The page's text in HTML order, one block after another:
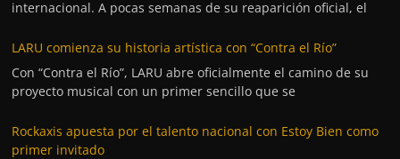
internacional. A pocas semanas de su reaparición oficial, el
LARU comienza su historia artística con “Contra el Río”
Con “Contra el Río”, LARU abre oficialmente el camino de su
proyecto musical con un primer sencillo que se
Rockaxis apuesta por el talento nacional con Estoy Bien como
primer invitado